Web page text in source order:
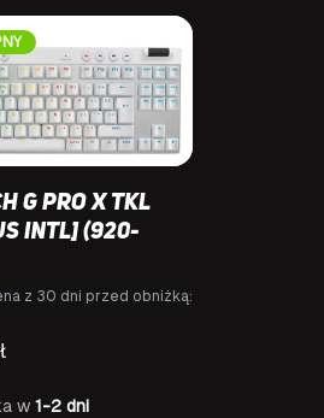
G PRO X TKL
INTL] (920-
z 30 dni przed obniżką:
w 1-2 dni